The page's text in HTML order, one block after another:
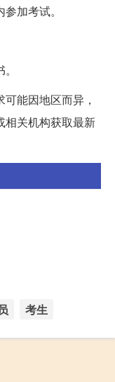
加考试。
能因地区而异，
相关机构获取最新
考生